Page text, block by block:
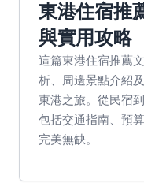
東港住宿推
與實用攻略
這篇東港住宿推薦
析、周邊景點介紹
東港之旅。從民宿
包括交通指南、預
完美無缺。